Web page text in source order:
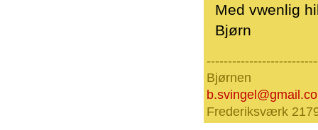
Med vwenlig
Bjørn
Bjørnen
Frederiksværk